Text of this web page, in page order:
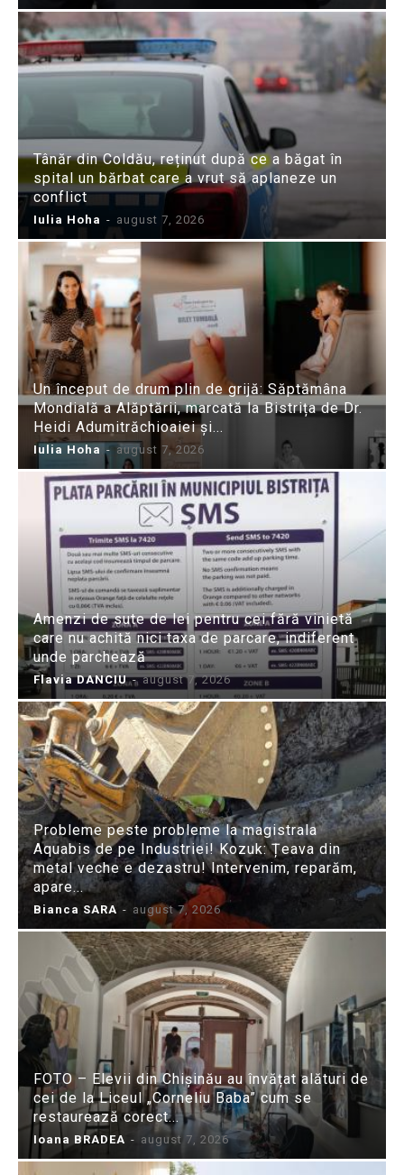
Tânăr din Coldău, reținut după ce a băgat în
spital un bărbat care a vrut să aplaneze un
conflict
Iulia Hoha - august 7, 2026
Un început de drum plin de grijă: Săptămâna
Mondială a Alăptării, marcată la Bistrița de Dr.
Heidi Adumitrăchioaiei și...
Iulia Hoha - august 7, 2026
Amenzi de sute de lei pentru cei fără vinietă
care nu achită nici taxa de parcare, indiferent
unde parchează
Flavia DANCIU - august 7, 2026
Probleme peste probleme la magistrala
Aquabis de pe Industriei! Kozuk: Țeava din
metal veche e dezastru! Intervenim, reparăm,
apare...
Bianca SARA - august 7, 2026
FOTO – Elevii din Chișinău au învățat alături de
cei de la Liceul „Corneliu Baba” cum se
restaurează corect...
Ioana BRADEA - august 7, 2026